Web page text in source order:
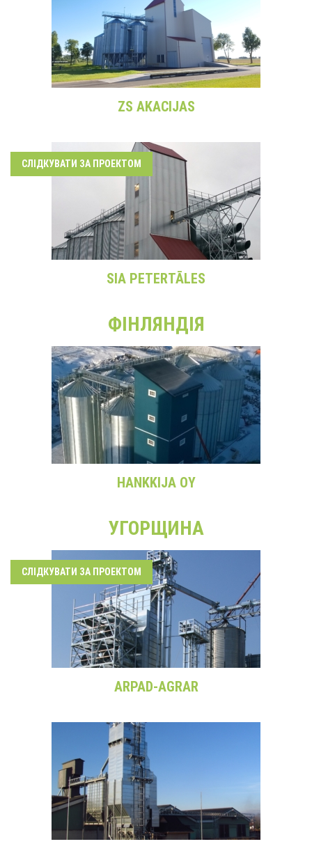
ZS AKACIJAS
СЛІДКУВАТИ ЗА ПРОЕКТОМ
SIA PETERTĀLES
ФІНЛЯНДІЯ
HANKKIJA OY
УГОРЩИНА
СЛІДКУВАТИ ЗА ПРОЕКТОМ
ARPAD-AGRAR